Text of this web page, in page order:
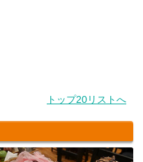
トップ20リストへ